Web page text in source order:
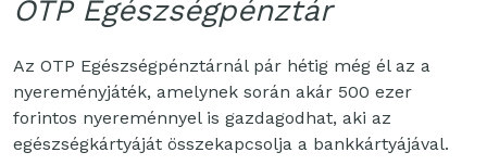
OTP Egészségpénztár
Az OTP Egészségpénztárnál pár hétig még él az a
nyereményjáték, amelynek során akár 500 ezer
forintos nyereménnyel is gazdagodhat, aki az
egészségkártyáját összekapcsolja a bankkártyájával.